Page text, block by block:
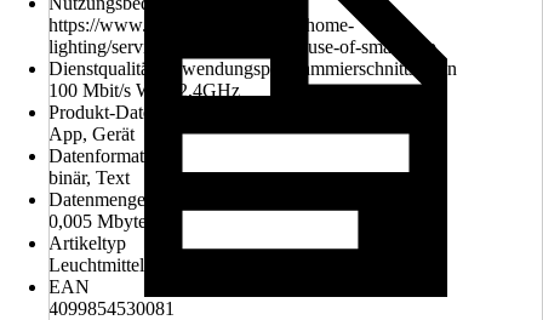
https://www.ledvance.com/en-int/home-
lighting/services/support/terms-of-use-of-smart-app
Dienstqualität Anwendungsprogrammierschnittstellen
100 Mbit/s WiFi 2,4GHz
Produkt-Datenlöschung
App, Gerät
Datenformat
binär, Text
Datenmenge
0,005 Mbyte
Artikeltyp
Leuchtmittel
EAN
4099854530081